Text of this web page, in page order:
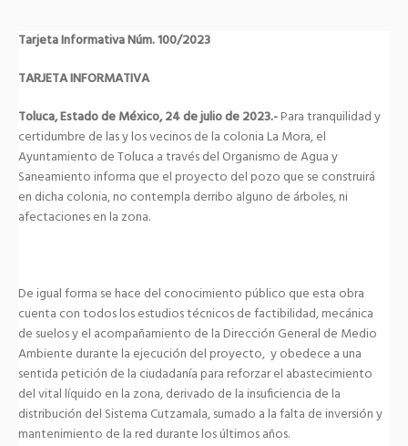
Tarjeta Informativa Núm. 100/2023
TARJETA INFORMATIVA
Toluca, Estado de México, 24 de julio de 2023.-Para tranquilidad y
certidumbre de las y los vecinos de la colonia La Mora, el
Ayuntamiento de Toluca a través del Organismo de Agua y
Saneamiento informa que el proyecto del pozo que se construirá
en dicha colonia, no contempla derribo alguno de árboles, ni
afectaciones en la zona.
De igual forma se hace del conocimiento público que esta obra
cuenta con todos los estudios técnicos de factibilidad, mecánica
de suelos y el acompañamiento de la Dirección General de Medio
Ambiente durante la ejecución del proyecto, y obedece a una
sentida petición de la ciudadanía para reforzar el abastecimiento
del vital líquido en la zona, derivado de la insuficiencia de la
distribución del Sistema Cutzamala, sumado a la falta de inversión y
mantenimiento de la red durante los últimos años.